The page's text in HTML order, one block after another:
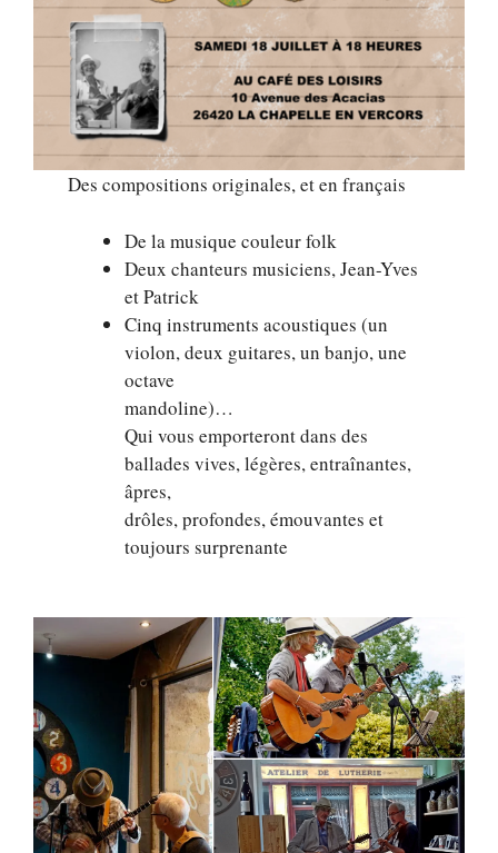
Des compositions originales, et en français
De la musique couleur folk
Deux chanteurs musiciens, Jean-Yves
et Patrick
Cinq instruments acoustiques (un
violon, deux guitares, un banjo, une
octave
mandoline)…
Qui vous emporteront dans des
ballades vives, légères, entraînantes,
âpres,
drôles, profondes, émouvantes et
toujours surprenante